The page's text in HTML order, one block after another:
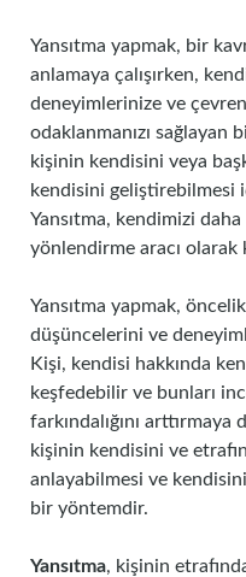
Yansıtma yapmak, bir
anlamaya çalışırken,
deneyimlerinize ve
odaklanmanızı sağlayan
kişinin kendisini veya
kendisini geliştirebilmesi
Yansıtma, kendimizi
yönlendirme aracı olarak
Yansıtma yapmak,
düşüncelerini ve
Kişi, kendisi hakkında
keşfedebilir ve bunları
farkındalığını arttırmaya
kişinin kendisini ve
anlayabilmesi ve
bir yöntemdir.
Yansıtma, kişinin